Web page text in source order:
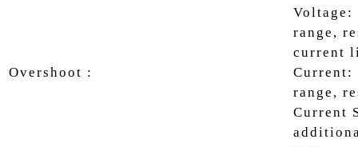
Overshoot :
Voltage:
range,
current
Current:
range,
Current